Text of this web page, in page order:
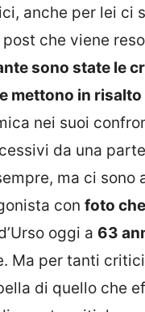
anche per lei ci
che viene
sono state le
mettono in
nei suoi
da una
ma ci sono
con foto
oggi a 63
Ma per tanti
di quello che